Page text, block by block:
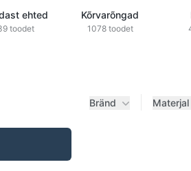
ehted
toodet
Kõrvarõngad
1078 toodet
Bränd Materjal